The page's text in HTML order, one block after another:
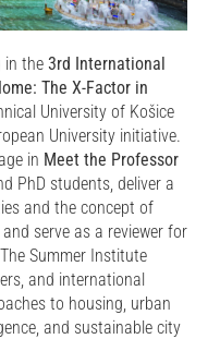
in the 3rd International
The X-Factor in
University of Košice
University initiative.
in Meet the Professor
PhD students, deliver a
and the concept of
serve as a reviewer for
Summer Institute
and international
to housing, urban
and sustainable city